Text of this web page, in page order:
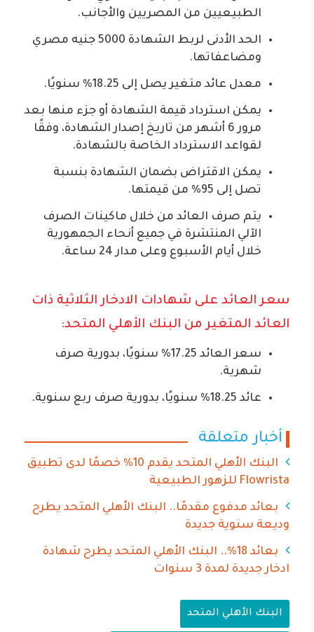
الطبيعيين من المصريين والأجانب.
الحد الأدنى لربط الشهادة 5000 جنيه مصري
ومضاعفاتها.
معدل عائد متغير يصل إلى 18.25% سنويًا.
يمكن استرداد قيمة الشهادة أو جزء منها بعد
مرور 6 أشهر من تاريخ إصدار الشهادة، وفقًا
لقواعد الاسترداد الخاصة بالشهادة.
يمكن الاقتراض بضمان الشهادة بنسبة
تصل إلى 95% من قيمتها.
يتم صرف العائد من خلال ماكينات الصرف
الآلي المنتشرة في جميع أنحاء الجمهورية
خلال أيام الأسبوع وعلى مدار 24 ساعة.
سعر العائد على شهادات الادخار الثلاثية ذات
العائد المتغير من البنك الأهلي المتحد:
سعر العائد 17.25% سنويًا، بدورية صرف
شهرية.
عائد 18.25% سنويًا، بدورية صرف ربع سنوية.
أخبار متعلقة
البنك الأهلي المتحد يقدم 10% خصمًا لدى تطبيق
Flowrista للزهور الطبيعية
بعائد مدفوع مقدمًا.. البنك الأهلي المتحد يطرح
وديعة سنوية جديدة
بعائد 18%.. البنك الأهلي المتحد يطرح شهادة
ادخار جديدة لمدة 3 سنوات
البنك الأهلي المتحد